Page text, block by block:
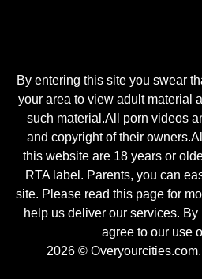
By entering this site you swear
your area to view adult material
such material.All porn videos
and copyright of their
this website are 18 years or
RTA label. Parents, you can
site. Please read this page for
help us deliver our services.
agree to our use
2026 ©